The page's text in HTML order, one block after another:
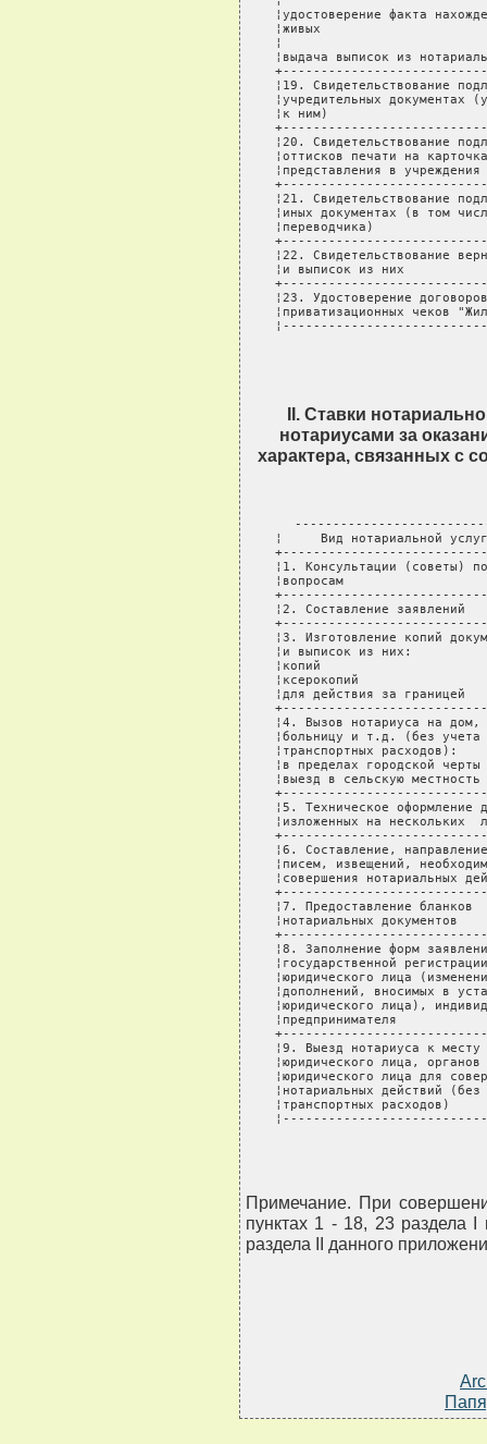
¦удостоверение факта
¦живых
¦
¦выдача выписок из
¦19. Свидетельствование
¦учредительных
¦к ним)
¦20. Свидетельствование
¦оттисков печати на
¦представления в
¦21. Свидетельствование
¦иных документах (в
¦переводчика)
¦22. Свидетельствование
¦и выписок из них
¦23. Удостоверение
¦приватизационных
II. Ставки
нотариусами за
характера, связанных с
¦     Вид нотариальной
¦1. Консультации
¦вопросам
¦2. Составление
¦3. Изготовление
¦и выписок из них:
¦копий
¦ксерокопий
¦для действия за
¦4. Вызов нотариуса
¦больницу и т.д.
¦транспортных
¦в пределах
¦выезд в сельскую
¦5. Техническое
¦изложенных на
¦6. Составление,
¦писем, извещений,
¦совершения
¦7. Предоставление
¦нотариальных
¦8. Заполнение форм
¦государственной
¦юридического лица
¦дополнений,
¦юридического лица),
¦предпринимателя
¦9. Выезд нотариуса к
¦юридического лица,
¦юридического лица
¦нотариальных
¦транспортных
Примечание. При
пунктах 1 - 18, 23 раздела
раздела II данного